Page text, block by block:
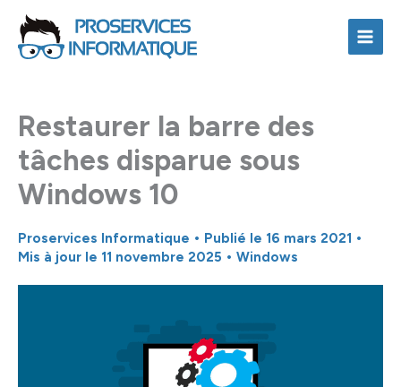
Aller
contenu
Restaurer la barre des
tâches disparue sous
Windows 10
Proservices Informatique • Publié le 16 mars 2021 •
Mis à jour le 11 novembre 2025 • Windows